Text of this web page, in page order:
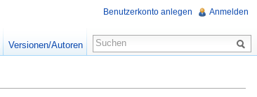
Benutzerkonto anlegen Anmelden
Versionen/Autoren